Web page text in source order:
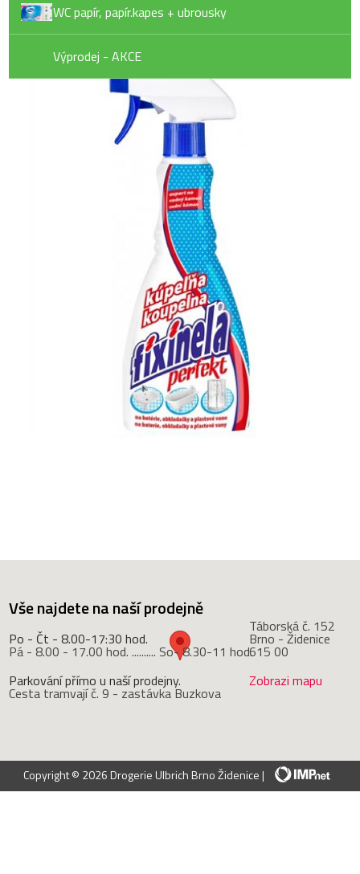
WC papír, papír.kapes + ubrousky
Výprodej - AKCE
Fixinela Perfekt
69,90 Kč
Vše najdete na naší prodejně
Po - Čt - 8.00-17:30 hod.
Pá - 8.00 - 17.00 hod. .......... So- 8.30-11 hod.
Parkování přímo u naší prodejny.
Cesta tramvají č. 9 - zastávka Buzkova
Táborská č. 152
Brno - Židenice
615 00
Zobrazi mapu
Copyright © 2026 Drogerie Ulbrich Brno Židenice |